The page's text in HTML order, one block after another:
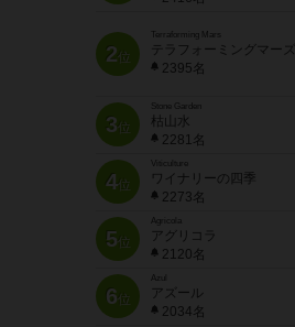
2位
Terraforming Mars
テラフォーミングマーズ
2395名
3位
Stone Garden
枯山水
2281名
4位
Viticulture
ワイナリーの四季
2273名
5位
Agricola
アグリコラ
2120名
6位
Azul
アズール
2034名